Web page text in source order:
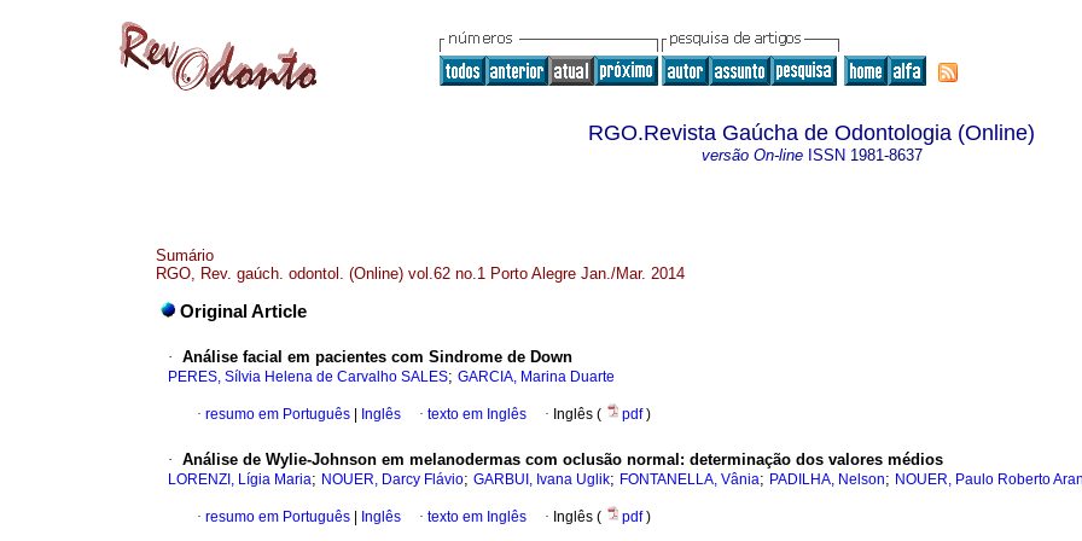
RGO.Revista Gaúcha de Odontologia (Online)
versão On-lineISSN 1981-8637
Sumário
RGO, Rev. gaúch. odontol. (Online) vol.62 no.1 Porto Alegre Jan./Mar. 2014
Original Article
· Análise facial em pacientes com Sindrome de Down
PERES, Sílvia Helena de Carvalho SALES; GARCIA, Marina Duarte
· resumo em Português Inglês · texto em Inglês · Inglês ( pdf)
· Análise de Wylie-Johnson em melanodermas com oclusão normal: determinação dos valores médios
LORENZI, Lígia Maria; NOUER, Darcy Flávio; GARBUI, Ivana Uglik; FONTANELLA, Vânia; PADILHA, Nelson; NOUER, Paulo Roberto
· resumo em Português Inglês · texto em Inglês · Inglês ( pdf)